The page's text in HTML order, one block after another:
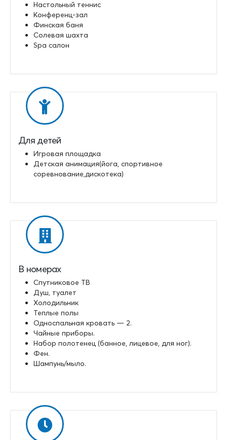
Настольный теннис
Конференц-зал
Финская баня
Солевая шахта
Spa салон
Для детей
Игровая площадка
Детская анимация(йога, спортивное
соревнование,дискотека)
В номерах
Спутниковое ТВ
Душ, туалет
Холодильник
Теплые полы
Односпальная кровать — 2.
Чайные приборы.
Набор полотенец (банное, лицевое, для ног).
Фен.
Шампунь/мыло.